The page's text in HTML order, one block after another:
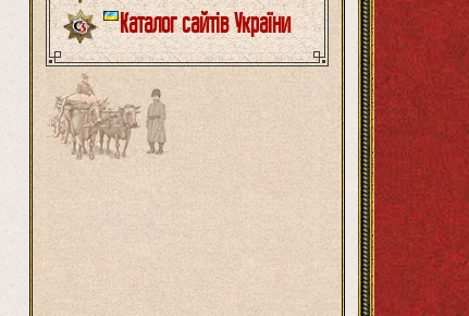
Каталог сайтів України